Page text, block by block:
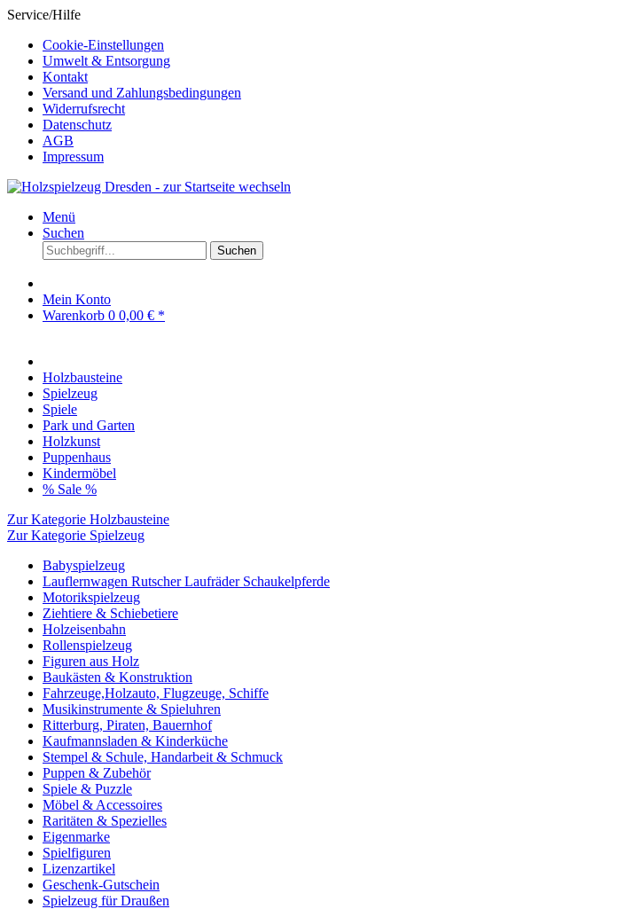
Service/Hilfe
Cookie-Einstellungen
Umwelt & Entsorgung
Kontakt
Versand und Zahlungsbedingungen
Widerrufsrecht
Datenschutz
AGB
Impressum
Menü
Suchen
Suchen
Mein Konto
Warenkorb 0 0,00 € *
Holzbausteine
Spielzeug
Spiele
Park und Garten
Holzkunst
Puppenhaus
Kindermöbel
% Sale %
Zur Kategorie Holzbausteine
Zur Kategorie Spielzeug
Babyspielzeug
Lauflernwagen Rutscher Laufräder Schaukelpferde
Motorikspielzeug
Ziehtiere & Schiebetiere
Holzeisenbahn
Rollenspielzeug
Figuren aus Holz
Baukästen & Konstruktion
Fahrzeuge,Holzauto, Flugzeuge, Schiffe
Musikinstrumente & Spieluhren
Ritterburg, Piraten, Bauernhof
Kaufmannsladen & Kinderküche
Stempel & Schule, Handarbeit & Schmuck
Puppen & Zubehör
Spiele & Puzzle
Möbel & Accessoires
Raritäten & Spezielles
Eigenmarke
Spielfiguren
Lizenzartikel
Geschenk-Gutschein
Spielzeug für Draußen